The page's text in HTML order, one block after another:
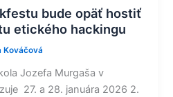
bude opäť hostiť
etického hackingu
Kováčová
Jozefa Murgaša v
27. a 28. januára 2026 2.